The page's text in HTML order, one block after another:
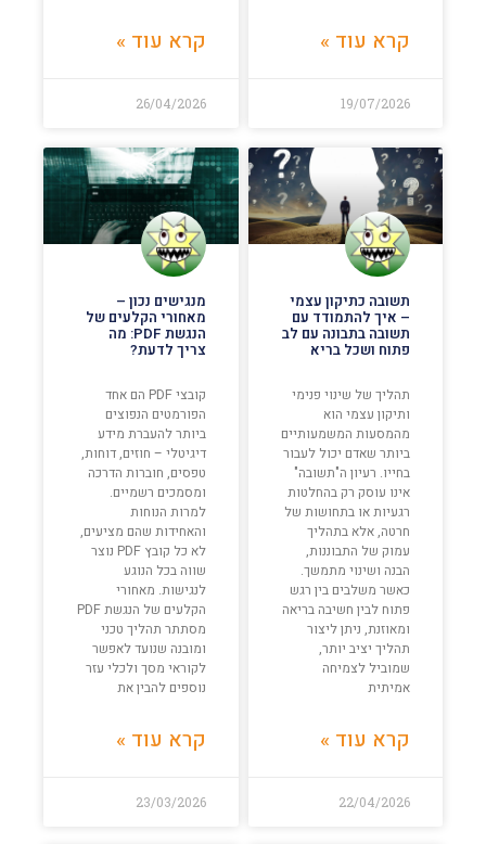
קרא עוד »
19/07/2026
קרא עוד »
26/04/2026
תשובה כתיקון עצמי
– איך להתמודד עם
תשובה בתבונה עם לב
פתוח ושכל בריא
תהליך של שינוי פנימי
ותיקון עצמי הוא
מהמסעות המשמעותיים
ביותר שאדם יכול לעבור
בחייו. רעיון ה"תשובה"
אינו עוסק רק בהחלטות
רגעיות או בתחושות של
חרטה, אלא בתהליך
עמוק של התבוננות,
הבנה ושינוי מתמשך.
כאשר משלבים בין רגש
פתוח לבין חשיבה בריאה
ומאוזנת, ניתן ליצור
תהליך יציב יותר,
שמוביל לצמיחה
אמיתית
קרא עוד »
22/04/2026
מנגישים נכון –
מאחורי הקלעים של
הנגשת PDF: מה
צריך לדעת?
קובצי PDF הם אחד
הפורמטים הנפוצים
ביותר להעברת מידע
דיגיטלי – חוזים, דוחות,
טפסים, חוברות הדרכה
ומסמכים רשמיים.
למרות הנוחות
והאחידות שהם מציעים,
לא כל קובץ PDF נוצר
שווה בכל הנוגע
לנגישות. מאחורי
הקלעים של הנגשת PDF
מסתתר תהליך טכני
ומובנה שנועד לאפשר
לקוראי מסך ולכלי עזר
נוספים להבין את
קרא עוד »
23/03/2026